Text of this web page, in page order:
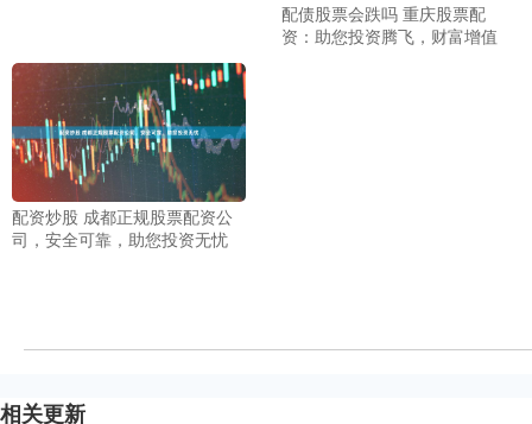
配债股票会跌吗 重庆股票配
资：助您投资腾飞，财富增值
配资炒股 成都正规股票配资公
司，安全可靠，助您投资无忧
相关更新